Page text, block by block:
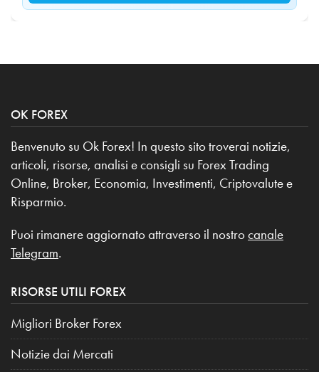
OK FOREX
Benvenuto su Ok Forex! In questo sito troverai notizie,
articoli, risorse, analisi e consigli su Forex Trading
Online, Broker, Economia, Investimenti, Criptovalute e
Risparmio.
Puoi rimanere aggiornato attraverso il nostro canale
Telegram.
RISORSE UTILI FOREX
Migliori Broker Forex
Notizie dai Mercati